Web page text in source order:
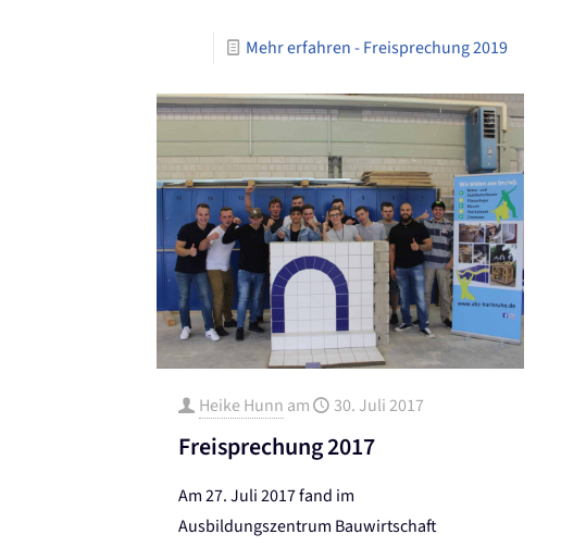
Mehr erfahren- Freisprechung 2019
Heike Hunn am 30. Juli 2017
Freisprechung 2017
Am 27. Juli 2017 fand im
Ausbildungszentrum Bauwirtschaft